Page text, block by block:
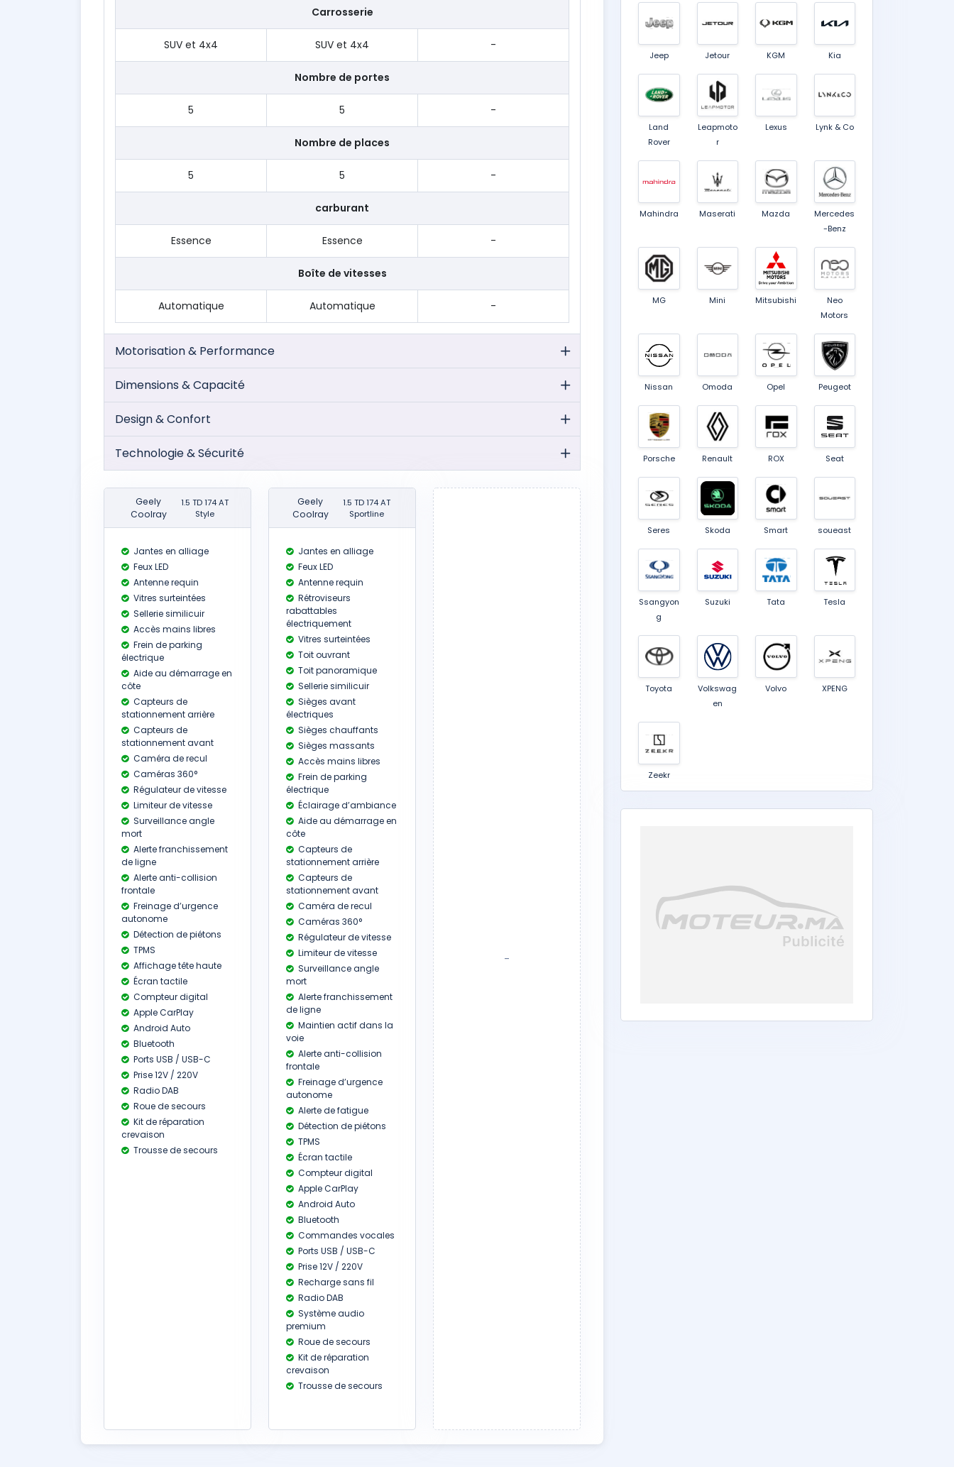
Carrosserie
SUV et 4x4 SUV et 4x4 -
Nombre de portes
5 5 -
Nombre de places
5 5 -
carburant
Essence Essence -
Boîte de vitesses
Automatique Automatique -
Motorisation & Performance
Dimensions & Capacité
Design & Confort
Technologie & Sécurité
Geely
Coolray
1.5 TD 174 AT
Style
Jantes en alliage
Feux LED
Antenne requin
Vitres surteintées
Sellerie similicuir
Accès mains libres
Frein de parking
électrique
Aide au démarrage en
côte
Capteurs de
stationnement arrière
Capteurs de
stationnement avant
Caméra de recul
Caméras 360°
Régulateur de vitesse
Limiteur de vitesse
Surveillance angle
mort
Alerte franchissement
de ligne
Alerte anti-collision
frontale
Freinage d’urgence
autonome
Détection de piétons
TPMS
Affichage tête haute
Écran tactile
Compteur digital
Apple CarPlay
Android Auto
Bluetooth
Ports USB / USB-C
Prise 12V / 220V
Radio DAB
Roue de secours
Kit de réparation
crevaison
Trousse de secours
Geely
Coolray
1.5 TD 174 AT
Sportline
Jantes en alliage
Feux LED
Antenne requin
Rétroviseurs
rabattables
électriquement
Vitres surteintées
Toit ouvrant
Toit panoramique
Sellerie similicuir
Sièges avant
électriques
Sièges chauffants
Sièges massants
Accès mains libres
Frein de parking
électrique
Éclairage d’ambiance
Aide au démarrage en
côte
Capteurs de
stationnement arrière
Capteurs de
stationnement avant
Caméra de recul
Caméras 360°
Régulateur de vitesse
Limiteur de vitesse
Surveillance angle
mort
Alerte franchissement
de ligne
Maintien actif dans la
voie
Alerte anti-collision
frontale
Freinage d’urgence
autonome
Alerte de fatigue
Détection de piétons
TPMS
Écran tactile
Compteur digital
Apple CarPlay
Android Auto
Bluetooth
Commandes vocales
Ports USB / USB-C
Prise 12V / 220V
Recharge sans fil
Radio DAB
Système audio
premium
Roue de secours
Kit de réparation
crevaison
Trousse de secours
-
Jeep Jetour KGM Kia
Land
Rover
Leapmoto
r
Lexus Lynk & Co
Mahindra Maserati Mazda
Mercedes
-Benz
MG Mini Mitsubishi
Neo
Motors
Nissan Omoda Opel Peugeot
Porsche Renault ROX Seat
Seres Skoda Smart soueast
Ssangyon
g
Suzuki Tata Tesla
Toyota
Volkswag
en
Volvo XPENG
Zeekr